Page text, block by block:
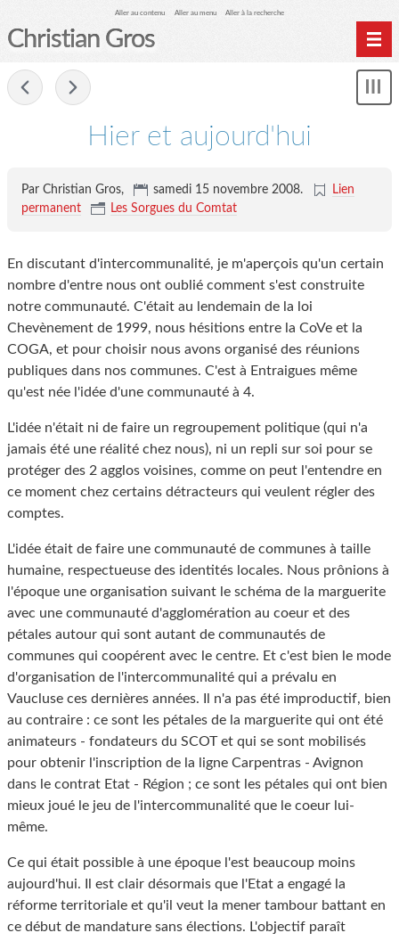
Aller au contenu Aller au menu Aller à la recherche
Christian Gros
Hier et aujourd'hui
Par Christian Gros, samedi 15 novembre 2008.
Lien
permanent
Les Sorgues du Comtat
En discutant d'intercommunalité, je m'aperçois qu'un certain
nombre d'entre nous ont oublié comment s'est construite
notre communauté. C'était au lendemain de la loi
Chevènement de 1999, nous hésitions entre la CoVe et la
COGA, et pour choisir nous avons organisé des réunions
publiques dans nos communes. C'est à Entraigues même
qu'est née l'idée d'une communauté à 4.
L'idée n'était ni de faire un regroupement politique (qui n'a
jamais été une réalité chez nous), ni un repli sur soi pour se
protéger des 2 agglos voisines, comme on peut l'entendre en
ce moment chez certains détracteurs qui veulent régler des
comptes.
L'idée était de faire une communauté de communes à taille
humaine, respectueuse des identités locales. Nous prônions à
l'époque une organisation suivant le schéma de la marguerite
avec une communauté d'agglomération au coeur et des
pétales autour qui sont autant de communautés de
communes qui coopérent avec le centre. Et c'est bien le mode
d'organisation de l'intercommunalité qui a prévalu en
Vaucluse ces dernières années. Il n'a pas été improductif, bien
au contraire : ce sont les pétales de la marguerite qui ont été
animateurs - fondateurs du SCOT et qui se sont mobilisés
pour obtenir l'inscription de la ligne Carpentras - Avignon
dans le contrat Etat - Région ; ce sont les pétales qui ont bien
mieux joué le jeu de l'intercommunalité que le coeur lui-
même.
Ce qui était possible à une époque l'est beaucoup moins
aujourd'hui. Il est clair désormais que l'Etat a engagé la
réforme territoriale et qu'il veut la mener tambour battant en
ce début de mandature sans élections. L'objectif paraît